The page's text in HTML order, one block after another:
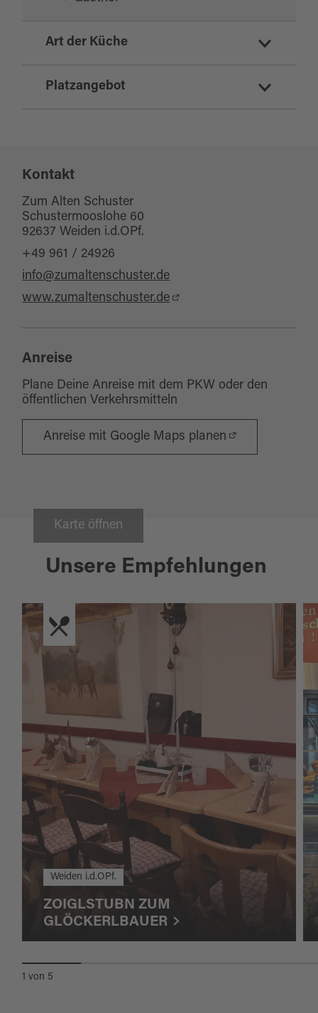
Art der Küche
deutsch
regionale Küche
Platzangebot
Sitzplätze Außenbereich:
Karte öffnen
Kontakt
Zum Alten Schuster
Schustermooslohe 60
92637 Weiden i.d.OPf.
+49 961 / 24926
info@zumaltenschuster.de
www.zumaltenschuster.de
Anreise
Plane Deine Anreise mit dem PKW oder den
öffentlichen Verkehrsmitteln
Anreise mit Google Maps planen
Unsere Empfehlungen
Weiden i.d.OPf.
ZOIGLSTUBN ZUM
GLÖCKERLBAUER
1 von 5